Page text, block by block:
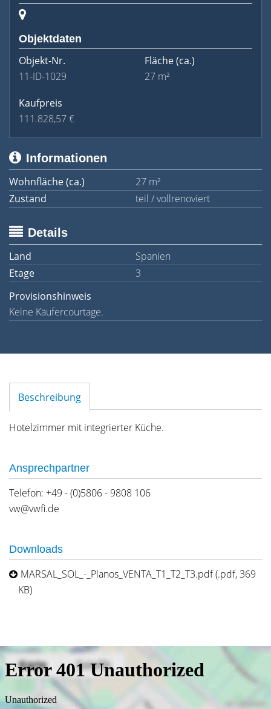
Objektdaten
Objekt-Nr.
11-ID-1029
Fläche(ca.)
27 m²
Kaufpreis
111.828,57 €
Informationen
Wohnfläche (ca.)
27 m²
Zustand
teil / vollrenoviert
Details
Land
Spanien
Etage
3
Provisionshinweis
Keine Käufercourtage.
Beschreibung
Hotelzimmer mit integrierter Küche.
Ansprechpartner
Telefon: +49 - (0)5806 - 9808 106
vw@vwfi.de
Downloads
MARSAL_SOL_-_Planos_VENTA_T1_T2_T3.pdf (.pdf, 369
KB)